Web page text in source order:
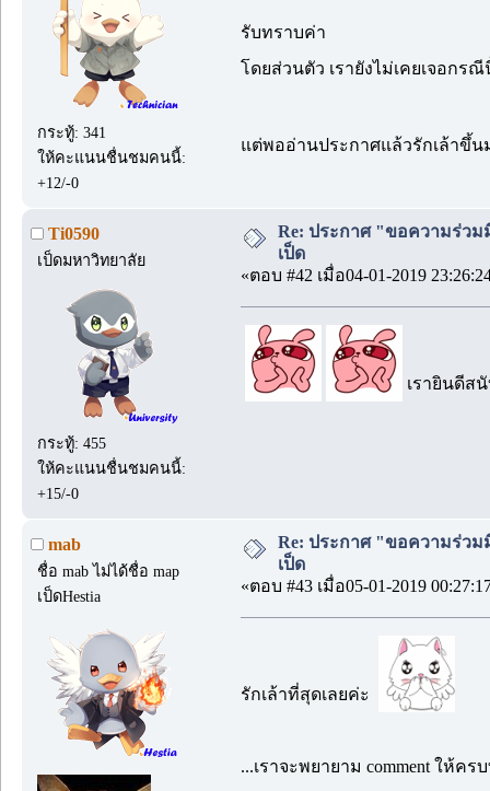
กระทู้: 341
ให้คะแนนชื่นชมคนนี้:
+12/-0
รับทราบค่า
โดยส่วนตัว เรายังไม่เคยเจอกร
แต่พออ่านประกาศแล้วรักเล้าขึ้น
Ti0590
เป็ดมหาวิทยาลัย
กระทู้: 455
ให้คะแนนชื่นชมคนนี้:
+15/-0
Re: ประกาศ "ขอความร่ว
เป็ด
«ตอบ #42 เมื่อ04-01-2019
เรายินดีส
mab
ชื่อ mab ไม่ได้ชื่อ map
เป็ดHestia
Re: ประกาศ "ขอความร่ว
เป็ด
«ตอบ #43 เมื่อ05-01-2019
รักเล้าที่สุดเลยค่ะ
...เราจะพยายาม comment ให้ค